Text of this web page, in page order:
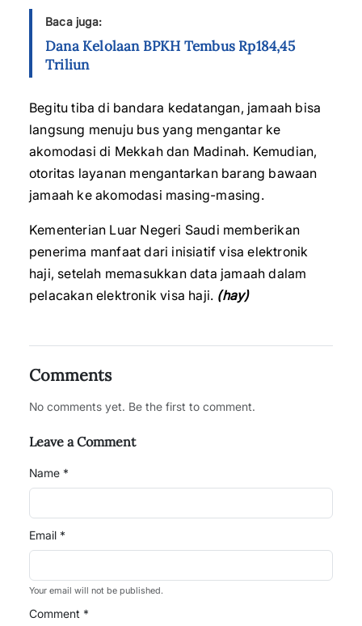
Baca juga:
Dana Kelolaan BPKH Tembus Rp184,45
Triliun
Begitu tiba di bandara kedatangan, jamaah bisa
langsung menuju bus yang mengantar ke
akomodasi di Mekkah dan Madinah. Kemudian,
otoritas layanan mengantarkan barang bawaan
jamaah ke akomodasi masing-masing.
Kementerian Luar Negeri Saudi memberikan
penerima manfaat dari inisiatif visa elektronik
haji, setelah memasukkan data jamaah dalam
pelacakan elektronik visa haji. (hay)
Comments
No comments yet. Be the first to comment.
Leave a Comment
Name *
Email *
Your email will not be published.
Comment *